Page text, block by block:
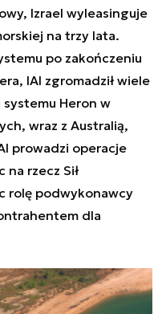
Izrael wyleasinguje
na trzy lata.
po zakończeniu
IAI zgromadził wiele
Heron w
wraz z Australią,
prowadzi operacje
na rzecz Sił
rolę podwykonawcy
dla